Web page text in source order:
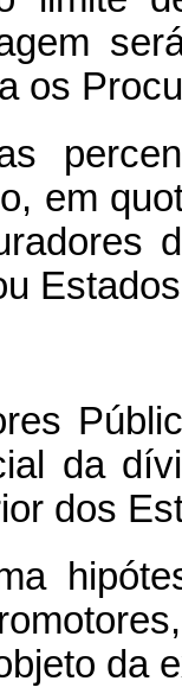
os
em
da
dos
da